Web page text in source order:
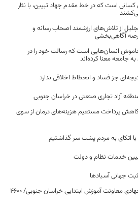
کسانی است که در خط مقدم جهاد تبیین، با نثار
از تلاش‌های ارزشمند اصحاب رسانه و
آگاهی‌بخشی
انسان‌هایی است که رسالت خود را در
معنا کرده‌اند
جز فساد و انحطاط اخلاقی ندارد
آزاد تجاری صنعتی در خراسان جنوبی
پرداخت مستقیم هزینه‌های درمان از سوی
اتکای به مردم پشت سر گذاشتیم
خدمات نظام و دولت
جهانی آسبادها
تقدیر مقام عالی وزارت از عملکرد جهادی معاونت آموزش ابتدایی خراسان جنوبی/ ۴۶۰۰